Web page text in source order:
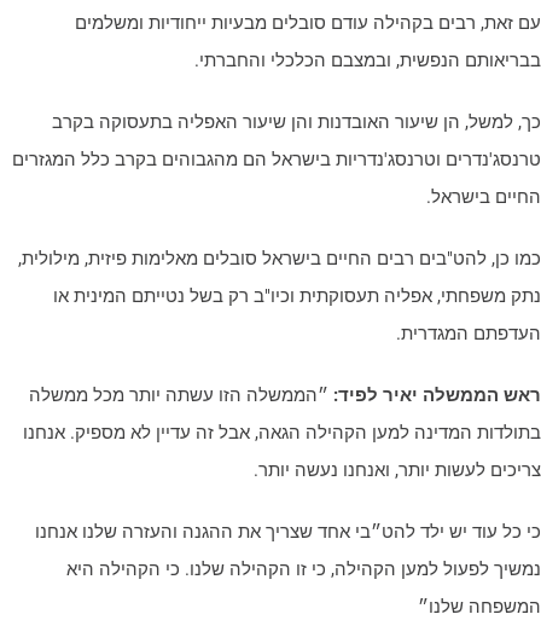
זאת, רבים בקהילה עודם סובלים מבעיות ייחודיות ומשלמים
הנפשית, ובמצבם הכלכלי והחברתי.
למשל, הן שיעור האובדנות והן שיעור האפליה בתעסוקה בקרב
וטרנסג'נדריות בישראל הם מהגבוהים בקרב כלל המגזרים
בישראל.
כן, להט"בים רבים החיים בישראל סובלים מאלימות פיזית, מילולית,
משפחתי, אפליה תעסוקתית וכיו"ב רק בשל נטייתם המינית או
המגדרית.
הממשלה יאיר לפיד:״הממשלה הזו עשתה יותר מכל ממשלה
המדינה למען הקהילה הגאה, אבל זה עדיין לא מספיק. אנחנו
לעשות יותר, ואנחנו נעשה יותר.
כל עוד יש ילד להט״בי אחד שצריך את ההגנה והעזרה שלנו אנחנו
לפעול למען הקהילה, כי זו הקהילה שלנו. כי הקהילה היא
שלנו״